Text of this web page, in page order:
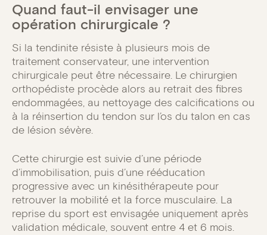
Quand faut-il envisager une
opération chirurgicale ?
Si la tendinite résiste à plusieurs mois de
traitement conservateur, une intervention
chirurgicale peut être nécessaire. Le chirurgien
orthopédiste procède alors au retrait des fibres
endommagées, au nettoyage des calcifications ou
à la réinsertion du tendon sur l’os du talon en cas
de lésion sévère.
Cette chirurgie est suivie d’une période
d’immobilisation, puis d’une rééducation
progressive avec un kinésithérapeute pour
retrouver la mobilité et la force musculaire. La
reprise du sport est envisagée uniquement après
validation médicale, souvent entre 4 et 6 mois.